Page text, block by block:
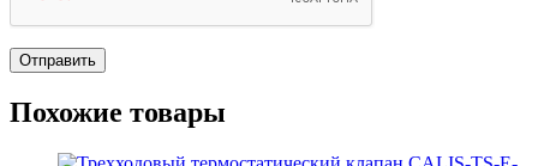
Похожие товары